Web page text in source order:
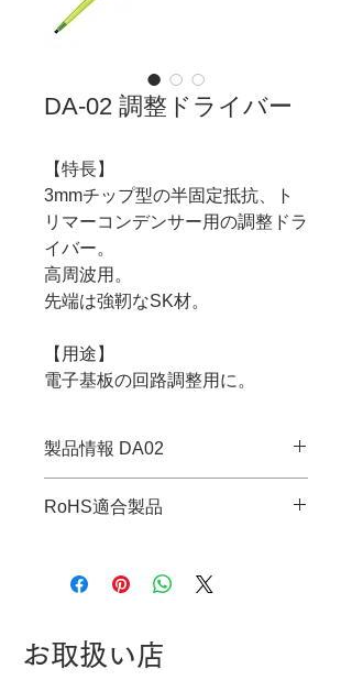
DA-02 調整ドライバー
【特長】
3mmチップ型の半固定抵抗、ト
リマーコンデンサー用の調整ドラ
イバー。
高周波用。
先端は強靭なSK材。
【用途】
電子基板の回路調整用に。
製品情報 DA02
・先端サイズ：-2×0.5mm
・グリップ径：φ12mm
・材質：ビット/SK鋼
RoHS適合製品
お取扱い店